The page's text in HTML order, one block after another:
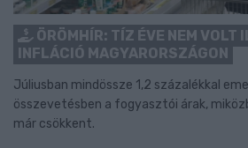
ÖRÖMHÍR: TÍZ ÉVE NEM VOLT
INFLÁCIÓ MAGYARORSZÁGON
Júliusban mindössze 1,2 százalékkal
összevetésben a fogyasztói árak,
már csökkent.